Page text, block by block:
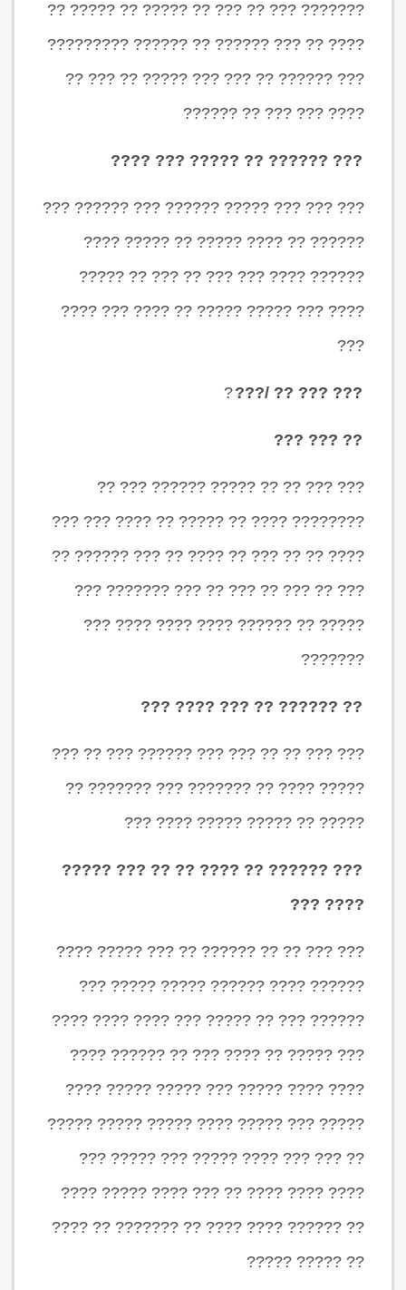
??????? ??? ?? ??? ?? ????? ?? ????? ??
???? ?? ??? ?????? ?? ?????? ?????????
??? ?????? ?? ??? ??? ????? ?? ??? ??
???? ??? ??? ?? ??????
??? ?????? ?? ????? ??? ????
??? ??? ??? ????? ?????? ??? ?????? ???
?????? ?? ???? ????? ?? ????? ????
?????? ???? ??? ??? ?? ??? ?? ?????
???? ??? ????? ????? ?? ???? ??? ????
???
??? ??? ?? /???
?
?? ??? ???
??? ??? ?? ?? ????? ?????? ??? ??
???????? ???? ?? ????? ?? ???? ??? ???
???? ?? ?? ??? ?? ???? ?? ??? ?????? ??
??? ?? ??? ?? ??? ?? ??? ??????? ???
????? ?? ?????? ???? ???? ???? ???
???????
?? ?????? ?? ??? ???? ???
??? ??? ?? ?? ??? ??? ?????? ??? ?? ???
????? ???? ?? ??????? ??? ??????? ??
????? ?? ????? ????? ???? ???
??? ?????? ?? ???? ?? ?? ??? ?????
???? ???
??? ??? ?? ?? ?????? ?? ??? ????? ????
?????? ???? ?????? ????? ????? ???
?????? ??? ?? ????? ??? ???? ???? ????
??? ????? ?? ???? ??? ?? ?????? ????
???? ???? ????? ??? ????? ????? ????
????? ??? ????? ???? ????? ????? ?????
?? ??? ??? ???? ????? ??? ????? ???
???? ???? ???? ?? ??? ???? ????? ????
?? ?????? ???? ???? ?? ??????? ?? ????
?? ????? ?????